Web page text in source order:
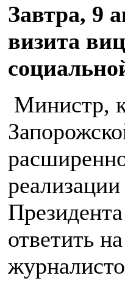
Завтра, 9
визита
Министр,
ответить